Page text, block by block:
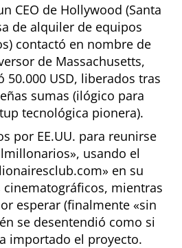
CEO de Hollywood (Santa
de alquiler de equipos
contactó en nombre de
de Massachusetts,
50.000 USD, liberados tras
sumas (ilógico para
tecnológica pionera).
por EE.UU. para reunirse
, usando el
en su
mientras
esperar (finalmente
sin
se desentendió como si
importado el proyecto.